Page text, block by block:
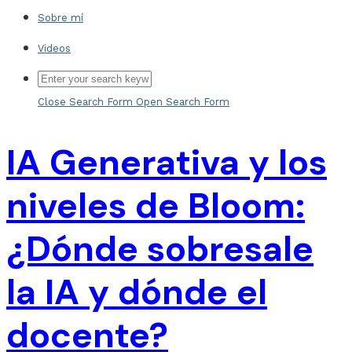
Sobre mí
Videos
Close Search Form Open Search Form
IA Generativa y los
niveles de Bloom:
¿Dónde sobresale
la IA y dónde el
docente?